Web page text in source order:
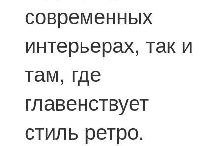
современных
интерьерах, так и
там, где
главенствует
стиль ретро.